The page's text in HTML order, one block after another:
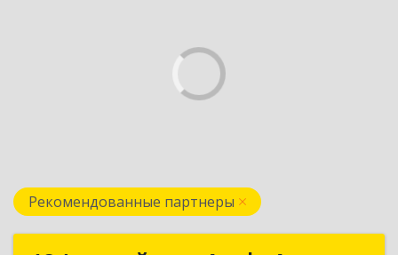
Рекомендованные партнеры